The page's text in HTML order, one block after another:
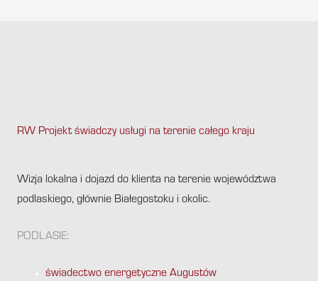
RW Projekt świadczy usługi na terenie całego kraju
Wizja lokalna i dojazd do klienta na terenie województwa
podlaskiego, głównie Białegostoku i okolic.
PODLASIE:
świadectwo energetyczne Augustów